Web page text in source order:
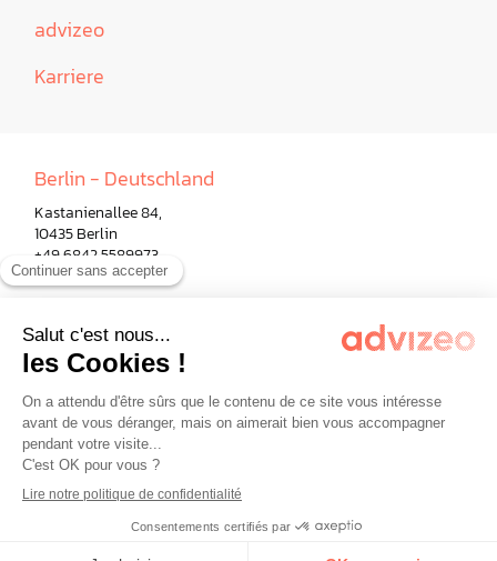
advizeo
Karriere
Berlin - Deutschland
Kastanienallee 84,
10435 Berlin
+49 6842 5589973
Mailand - Italien